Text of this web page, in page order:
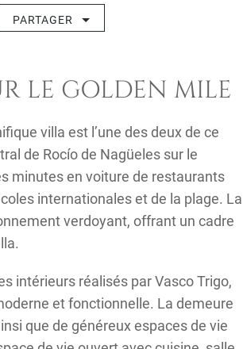
PARTAGER
LE GOLDEN MILE
villa est l’une des deux de ce
de Rocío de Nagüeles sur le
minutes en voiture de restaurants
internationales et de la plage. La
verdoyant, offrant un cadre
intérieurs réalisés par Vasco Trigo,
et fonctionnelle. La demeure
que de généreux espaces de vie